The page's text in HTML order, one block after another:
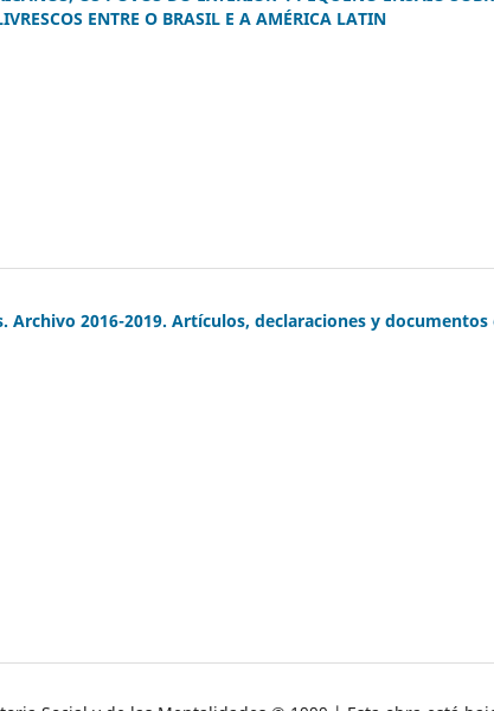
ENTRE O BRASIL E A AMÉRICA LATIN
Archivo 2016-2019. Artículos, declaraciones y